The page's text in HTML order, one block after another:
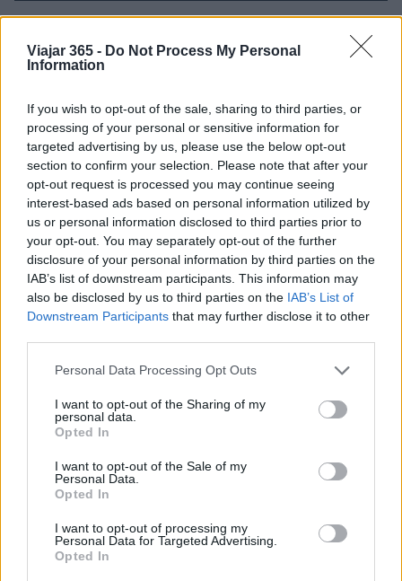
Viajar 365 - Do Not Process My Personal
Information
If you wish to opt-out of the sale, sharing to third parties, or
processing of your personal or sensitive information for
targeted advertising by us, please use the below opt-out
section to confirm your selection. Please note that after your
opt-out request is processed you may continue seeing
interest-based ads based on personal information utilized by
us or personal information disclosed to third parties prior to
your opt-out. You may separately opt-out of the further
disclosure of your personal information by third parties on the
IAB’s list of downstream participants. This information may
also be disclosed by us to third parties on the IAB’s List of
Downstream Participants that may further disclose it to other
Please note that this website/app uses one or more Google
not limited to your visit or usage behaviour. You may click to
grant or deny consent to Google and its third-party tags to
use your data for below specified purposes in below Google
consent section.
Personal Data Processing Opt Outs
I want to opt-out of the Sharing of my
personal data.
Opted In
I want to opt-out of the Sale of my
Personal Data.
Opted In
I want to opt-out of processing my
Personal Data for Targeted Advertising.
Opted In
Keita en Bamako: Nuevos Mostradores de
Facturación
EUROPA